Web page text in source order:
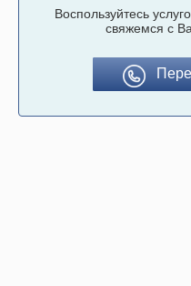
Воспользуйтесь
свяжемся с